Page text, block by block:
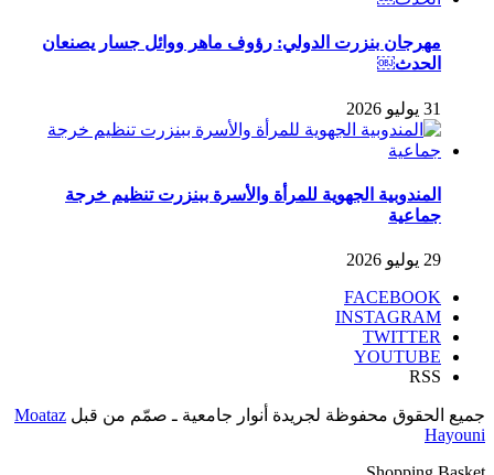
مهرجان بنزرت الدولي: رؤوف ماهر ووائل جسار يصنعان
الحدث￼
31 يوليو 2026
المندوبية الجهوية للمرأة والأسرة ببنزرت تنظيم خرجة
جماعية
29 يوليو 2026
FACEBOOK
INSTAGRAM
TWITTER
YOUTUBE
RSS
جميع الحقوق محفوظة لجريدة أنوار جامعية ـ صمّم من قبل Moataz
Hayouni